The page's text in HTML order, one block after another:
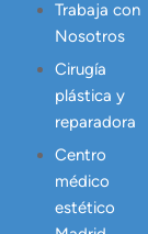
Trabaja con
Nosotros
Cirugía
plástica y
reparadora
Centro
médico
estético